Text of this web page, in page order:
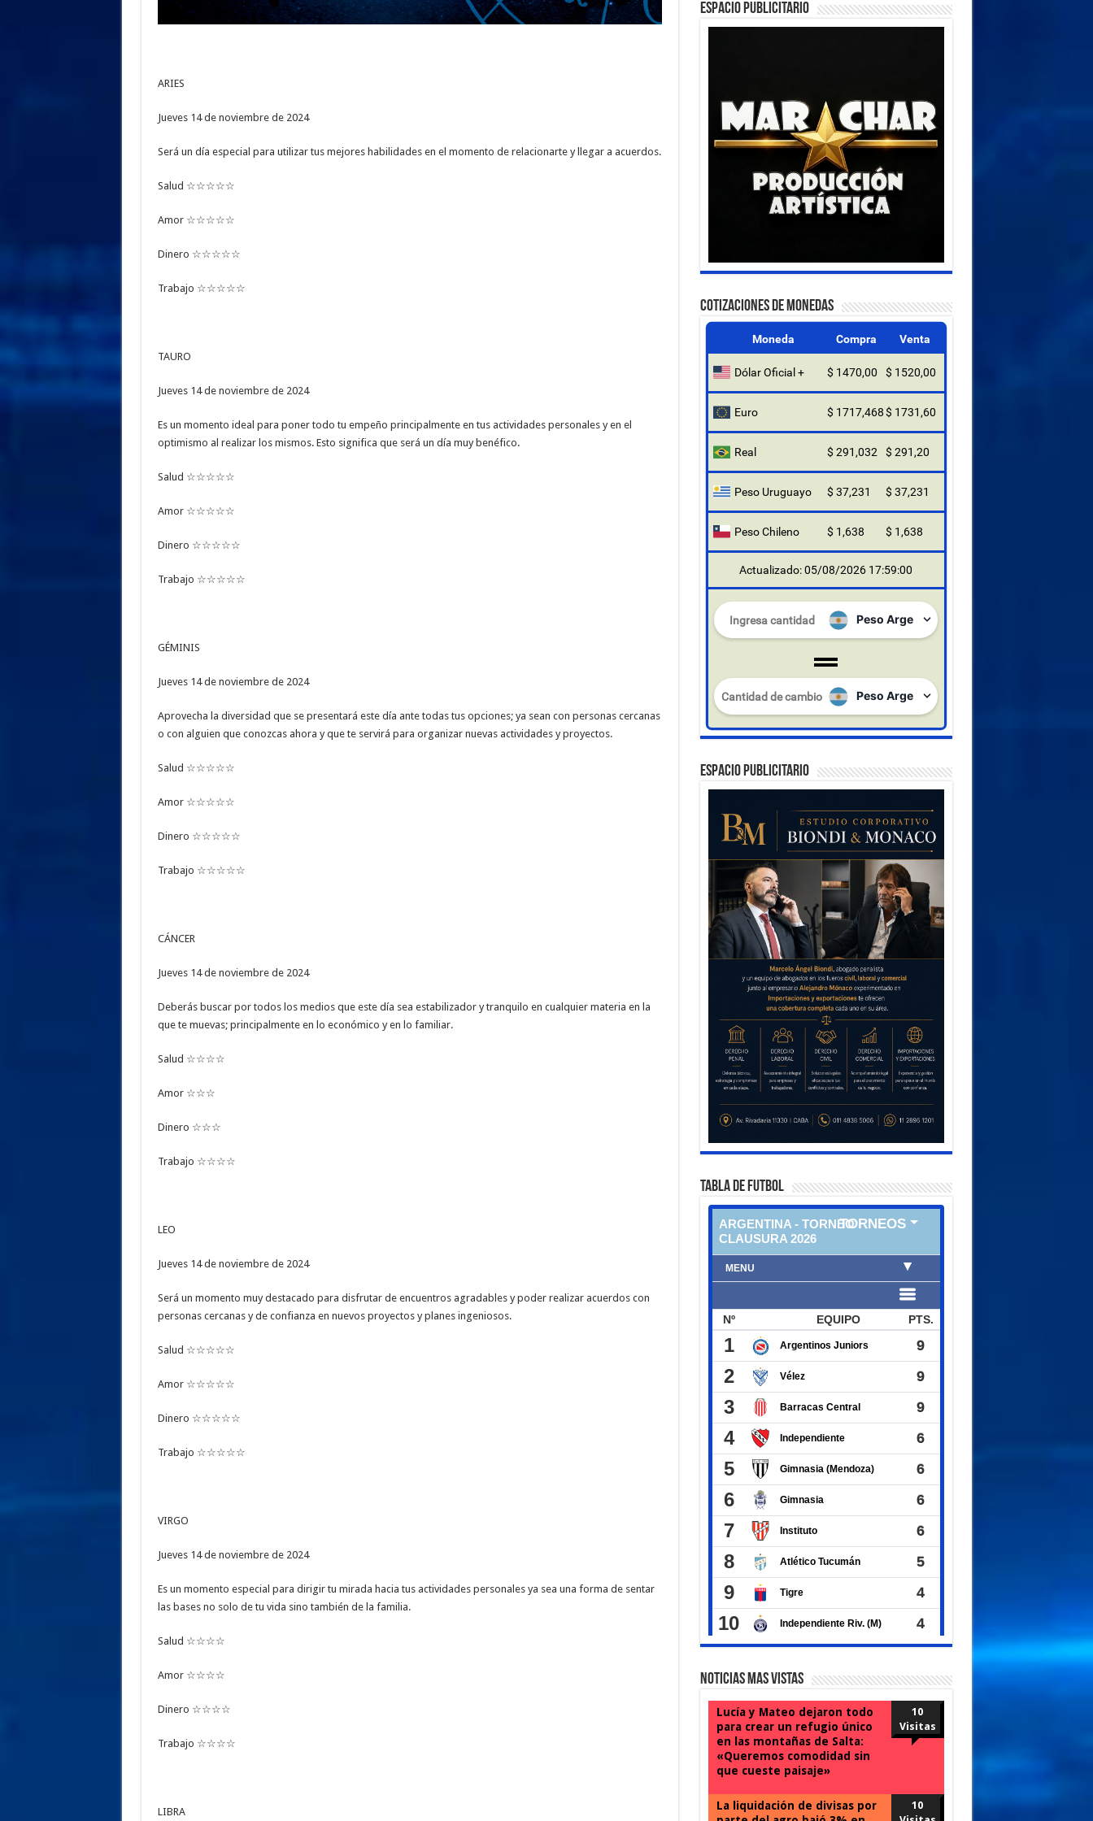
ARIES
Jueves 14 de noviembre de 2024
Será un día especial para utilizar tus mejores habilidades en el momento de relacionarte y llegar a acuerdos.
Salud ☆☆☆☆☆
Amor ☆☆☆☆☆
Dinero ☆☆☆☆☆
Trabajo ☆☆☆☆☆
TAURO
Jueves 14 de noviembre de 2024
Es un momento ideal para poner todo tu empeño principalmente en tus actividades personales y en el
optimismo al realizar los mismos. Esto significa que será un día muy benéfico.
Salud ☆☆☆☆☆
Amor ☆☆☆☆☆
Dinero ☆☆☆☆☆
Trabajo ☆☆☆☆☆
GÉMINIS
Jueves 14 de noviembre de 2024
Aprovecha la diversidad que se presentará este día ante todas tus opciones; ya sean con personas cercanas
o con alguien que conozcas ahora y que te servirá para organizar nuevas actividades y proyectos.
Salud ☆☆☆☆☆
Amor ☆☆☆☆☆
Dinero ☆☆☆☆☆
Trabajo ☆☆☆☆☆
CÁNCER
Jueves 14 de noviembre de 2024
Deberás buscar por todos los medios que este día sea estabilizador y tranquilo en cualquier materia en la
que te muevas; principalmente en lo económico y en lo familiar.
Salud ☆☆☆☆
Amor ☆☆☆
Dinero ☆☆☆
Trabajo ☆☆☆☆
LEO
Jueves 14 de noviembre de 2024
Será un momento muy destacado para disfrutar de encuentros agradables y poder realizar acuerdos con
personas cercanas y de confianza en nuevos proyectos y planes ingeniosos.
Salud ☆☆☆☆☆
Amor ☆☆☆☆☆
Dinero ☆☆☆☆☆
Trabajo ☆☆☆☆☆
VIRGO
Jueves 14 de noviembre de 2024
Es un momento especial para dirigir tu mirada hacia tus actividades personales ya sea una forma de sentar
las bases no solo de tu vida sino también de la familia.
Salud ☆☆☆☆
Amor ☆☆☆☆
Dinero ☆☆☆☆
Trabajo ☆☆☆☆
LIBRA
ESPACIO PUBLICITARIO
COTIZACIONES DE MONEDAS
Moneda Compra Venta
Dólar Oficial + $ 1470,00 $ 1520,00
Euro $ 1717,468$ 1731,60
Real $ 291,032 $ 291,20
Peso Uruguayo $ 37,231 $ 37,231
Peso Chileno $ 1,638 $ 1,638
Actualizado: 05/08/2026 17:59:00
ESPACIO PUBLICITARIO
TABLA DE FUTBOL
Noticias Mas Vistas
Lucía y Mateo dejaron todo
para crear un refugio único
en las montañas de Salta:
«Queremos comodidad sin
que cueste paisaje»
10
Visitas
La liquidación de divisas por
10